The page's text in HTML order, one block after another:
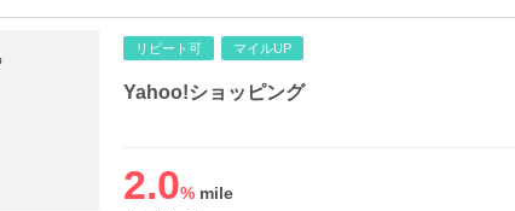
リピート可 マイルUP
Yahoo!ショッピング
2.0%